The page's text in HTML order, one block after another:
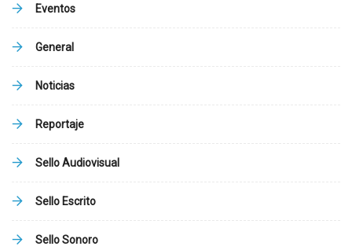
Eventos
General
Noticias
Reportaje
Sello Audiovisual
Sello Escrito
Sello Sonoro